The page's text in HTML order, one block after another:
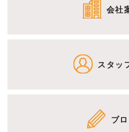
会社
スタッ
ブ